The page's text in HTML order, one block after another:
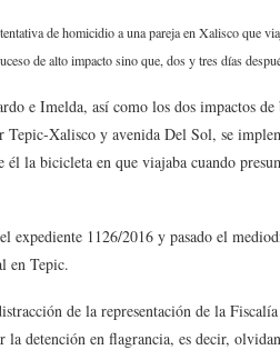
de homicidio a una pareja en Xalisco que
de alto impacto sino que, dos y tres días
e Imelda, así como los dos impactos
Xalisco y avenida Del Sol, se
él la bicicleta en que viajaba cuando
expediente 1126/2016 y pasado el
en Tepic.
de la representación de la
la detención en flagrancia, es decir,